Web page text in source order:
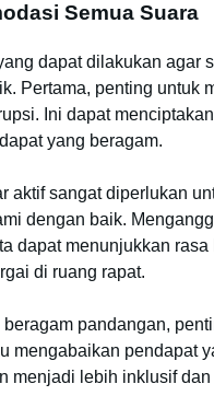
Semua Suara
dapat dilakukan agar
Pertama, penting untuk
Ini dapat
yang beragam.
aktif sangat diperlukan
dengan baik.
dapat menunjukkan
di ruang rapat.
pandangan,
mengabaikan pendapat
menjadi lebih inklusif